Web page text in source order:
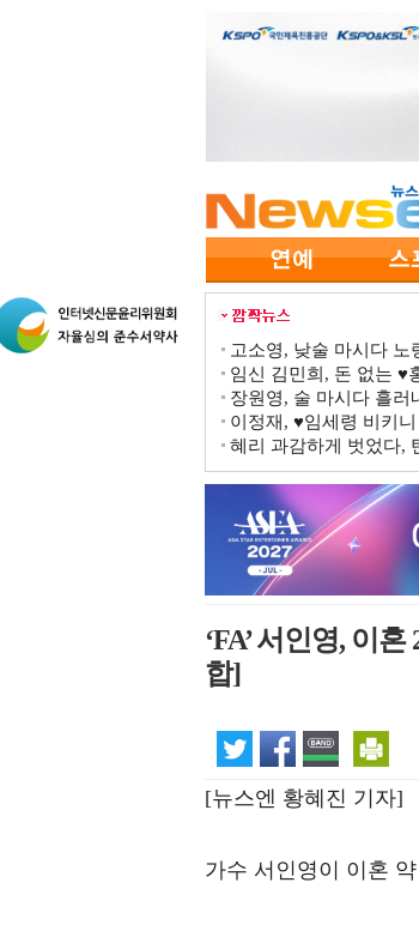
고소영, 낮술 마시다 노
임신 김민희, 돈 없는 ♥
장원영, 술 마시다 흘
이정재, ♥임세령 비키
혜리 과감하게 벗었다,
‘FA’ 서인영, 이
합]
[뉴스엔 황혜진 기자]
가수 서인영이 이혼